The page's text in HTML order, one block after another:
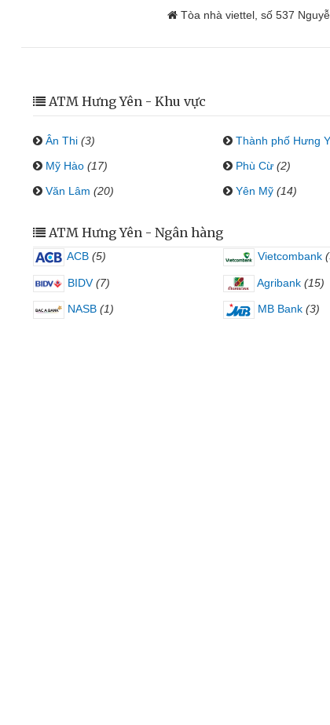
Tòa nhà viettel, số 537
ATM Hưng Yên - Khu vực
Ân Thi (3) Thành phố Hưng
Mỹ Hào (17) Phù Cừ (2)
Văn Lâm (20) Yên Mỹ (14)
ATM Hưng Yên - Ngân hàng
ACB (5) Vietcombank
BIDV (7) Agribank (15)
NASB (1) MB Bank (3)